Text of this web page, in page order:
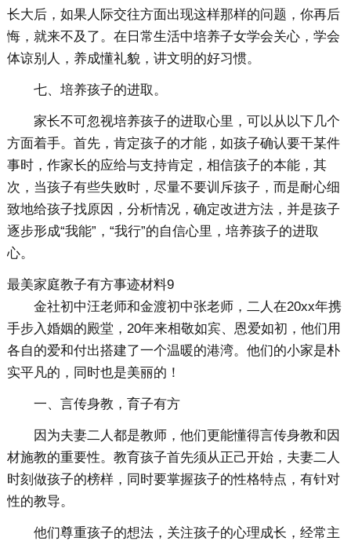
长大后，如果人际交往方面出现这样那样的问题，你再后
悔，就来不及了。在日常生活中培养子女学会关心，学会
体谅别人，养成懂礼貌，讲文明的好习惯。
七、培养孩子的进取。
家长不可忽视培养孩子的进取心里，可以从以下几个
方面着手。首先，肯定孩子的才能，如孩子确认要干某件
事时，作家长的应给与支持肯定，相信孩子的本能，其
次，当孩子有些失败时，尽量不要训斥孩子，而是耐心细
致地给孩子找原因，分析情况，确定改进方法，并是孩子
逐步形成“我能”，“我行”的自信心里，培养孩子的进取
心。
最美家庭教子有方事迹材料9
金社初中汪老师和金渡初中张老师，二人在20xx年携
手步入婚姻的殿堂，20年来相敬如宾、恩爱如初，他们用
各自的爱和付出搭建了一个温暖的港湾。他们的小家是朴
实平凡的，同时也是美丽的！
一、言传身教，育子有方
因为夫妻二人都是教师，他们更能懂得言传身教和因
材施教的重要性。教育孩子首先须从正己开始，夫妻二人
时刻做孩子的榜样，同时要掌握孩子的性格特点，有针对
性的教导。
他们尊重孩子的想法，关注孩子的心理成长，经常主